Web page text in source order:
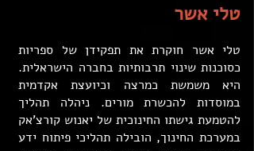
טלי אשר
טלי אשר חוקרת את תפקידן של ספריות
כסוכנות שינוי תרבותיות בחברה הישראלית.
היא משמשת כמרצה וכיועצת אקדמית
במוסדות להכשרת מורים. ניהלה תהליך
להטמעת גישתו החינוכית של יאנוש קורצ'אק
במערכת החינוך, הובילה תהליכי פיתוח ידע